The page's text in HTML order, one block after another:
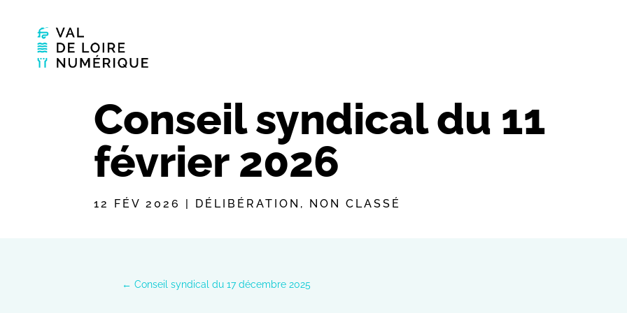
Conseil syndical du 11
février 2026
12 FÉV 2026 | DÉLIBÉRATION , NON CLASSÉ
←Conseil syndical du 17 décembre 2025